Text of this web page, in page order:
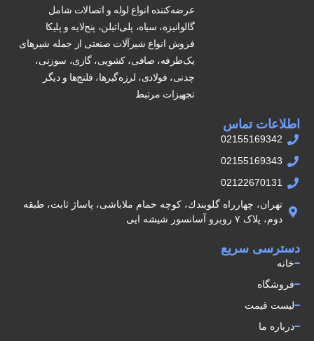
عرضه‌کننده انواع لوله و اتصالات شامل
گالوانیزه، سیاه، پلی‌اتیلن، پنج‌لایه و پلیکا
فروش انواع شیرآلات صنعتی از جمله شیرهای
یک‌طرفه، صافی، کشویی، گازی، سوزنی،
چدنی، فولادی، لرزه‌گیرها، فلنج‌ها و دیگر
تجهیزات مرتبط
دسترسی سریع
خانه
فروشگاه
لیست قیمت
درباره ما
اطلاعات تماس
02155169342
02155169343
02122670131
تهران، چهارراه گلوبندك، كوچه حمام ملاباشى، پاساژ ثابت، طبقه
دوم، پلاک ۷ روبرو آسانسور شيشه ايى